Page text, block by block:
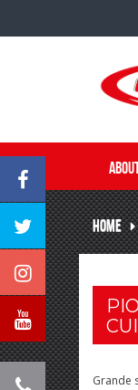
HOME
Grande